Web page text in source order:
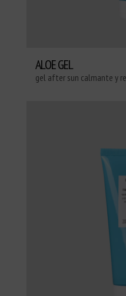
ALOE GEL
gel after sun calmante y